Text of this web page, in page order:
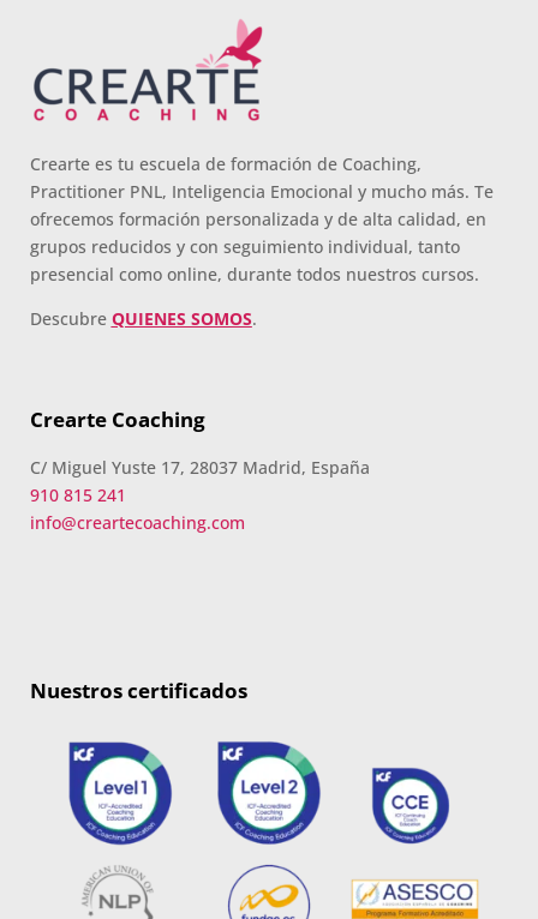
Crearte es tu escuela de formación de Coaching,
Practitioner PNL, Inteligencia Emocional y mucho más. Te
ofrecemos formación personalizada y de alta calidad, en
grupos reducidos y con seguimiento individual, tanto
presencial como online, durante todos nuestros cursos.
Descubre QUIENES SOMOS.
Crearte Coaching
C/ Miguel Yuste 17, 28037 Madrid, España
910 815 241
info@creartecoaching.com
Nuestros certificados